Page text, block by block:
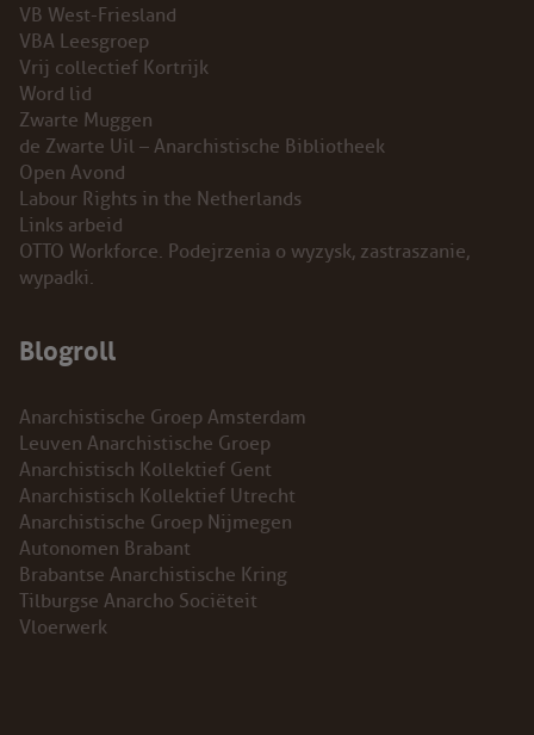
VB West-Friesland
VBA Leesgroep
Vrij collectief Kortrijk
Word lid
Zwarte Muggen
de Zwarte Uil – Anarchistische Bibliotheek
Open Avond
Labour Rights in the Netherlands
Links arbeid
OTTO Workforce. Podejrzenia o wyzysk, zastraszanie,
wypadki.
Blogroll
Anarchistische Groep Amsterdam
Leuven Anarchistische Groep
Anarchistisch Kollektief Gent
Anarchistisch Kollektief Utrecht
Anarchistische Groep Nijmegen
Autonomen Brabant
Brabantse Anarchistische Kring
Tilburgse Anarcho Sociëteit
Vloerwerk